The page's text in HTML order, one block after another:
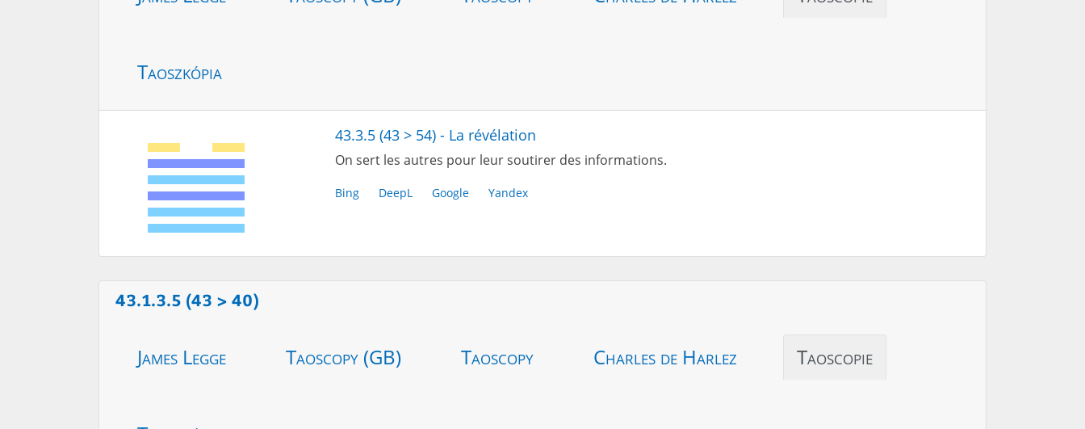
Taoszkópia
43.3.5 (43 > 54) - La révélation
On sert les autres pour leur soutirer des informations.
Bing DeepL Google Yandex
43.1.3.5 (43 > 40)
James Legge Taoscopy (GB) Taoscopy Charles de Harlez Taoscopie